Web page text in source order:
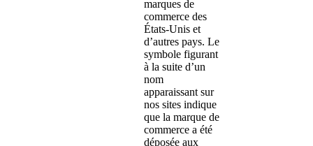
marques de
commerce des
États-Unis et
d’autres pays. Le
symbole figurant
à la suite d’un
nom
apparaissant sur
nos sites indique
que la marque de
commerce a été
déposée aux